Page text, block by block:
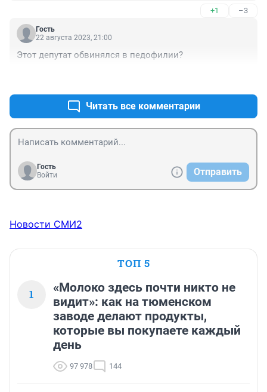
+1 –3
Гость
22 августа 2023, 21:00
Этот депутат обвинялся в педофилии?
Читать все комментарии
Гость
Войти
Отправить
Новости СМИ2
ТОП 5
1
«Молоко здесь почти никто не
видит»: как на тюменском
заводе делают продукты,
которые вы покупаете каждый
день
97 978 144